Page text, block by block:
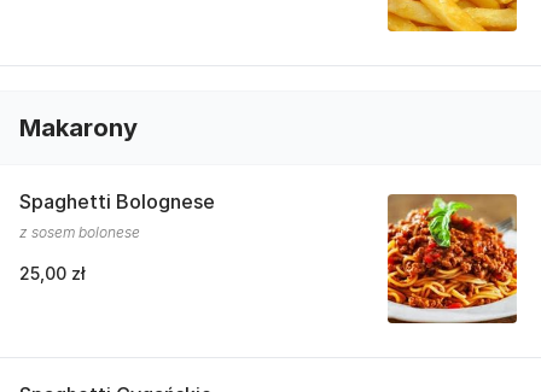
Makarony
Spaghetti Bolognese
z sosem bolonese
25,00 zł